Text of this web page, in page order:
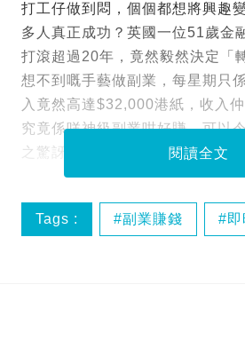
打工仔做到悶，個個都想將興趣
多人真正成功？英國一位51歲金
打滾超過20年，竟然毅然決定「
想不到嘅手藝做副業，每星期只
入竟然高達$32,000港紙，收入
究竟係咩神級副業咁好賺，可以
之驚訝？
閱讀全文
Tags : 副業賺錢 即